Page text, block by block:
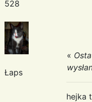
528
Łaps
«
hejka